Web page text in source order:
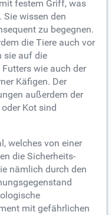
festem Griff, was
Sie wissen den
zu begegnen.
die Tiere auch vor
sie auf die
wie auch der
Käfigen. Der
außerdem der
Kot sind
welches von einer
die Sicherheits-
nämlich durch den
mit gefährlichen